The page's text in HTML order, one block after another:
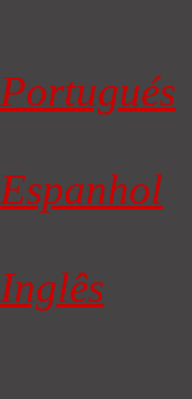
Portugués
Espanhol
Inglês